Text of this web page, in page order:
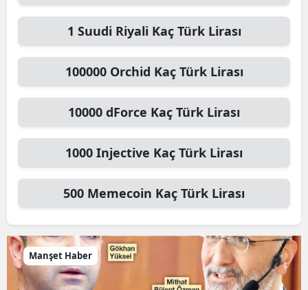
1 Suudi Riyali Kaç Türk Lirası
100000 Orchid Kaç Türk Lirası
10000 dForce Kaç Türk Lirası
1000 Injective Kaç Türk Lirası
500 Memecoin Kaç Türk Lirası
Manşet Haber